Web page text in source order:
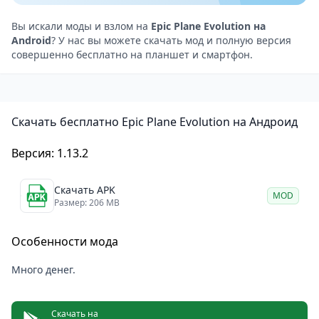
футуристический истребитель за считанные
секунды. Это создаёт ощущение постоянного
прогресса и держит в тонусе на протяжении всей
игры.
перегружена сложными элементами — всё
сессию. Атмосфера лёгкая, визуально всё яркое и
мультяшное, но при этом динамика держит
внимание.
Система эволюции самолёта прямо в полёте с
мгновенными улучшениями.
для игры на ходу.
Вы искали моды и взлом на Epic Plane Evolution на
Android? У нас вы можете скачать мод и полную версия
совершенно бесплатно на планшет и смартфон.
Скачать бесплатно Epic Plane Evolution на Андроид
Версия: 1.13.2
Скачать APK
Размер: 206 MB
MOD
Особенности мода
Много денег.
Скачать на